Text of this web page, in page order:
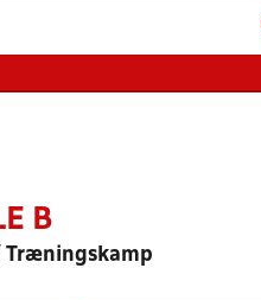
B
Træningskamp